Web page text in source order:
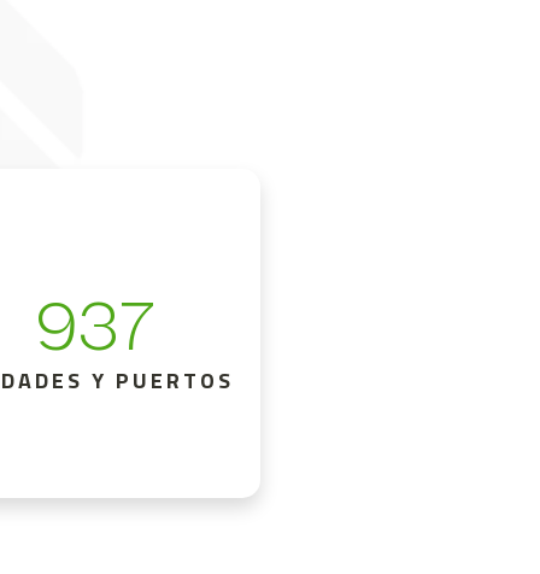
937
Y PUERTOS